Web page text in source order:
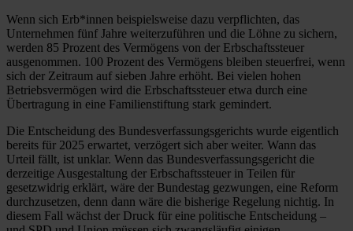
Wenn sich Erb*innen beispielsweise dazu verpflichten, das
Unternehmen fünf Jahre weiterzuführen und die Löhne zu sichern,
werden 85 Prozent des Vermögens von der Erbschaftssteuer
ausgenommen. 100 Prozent des Vermögens bleiben steuerfrei, wenn
sich der Zeitraum auf sieben Jahre erhöht. Bei vielen hohen
Betriebsvermögen wird die Erbschaftssteuer etwa durch eine
Übertragung in eine Familienstiftung stark gemindert.
Die Entscheidung des Bundesverfassungsgerichts wurde eigentlich
bereits für 2025 erwartet, verzögert sich aber weiter. Wann das
Urteil fällt, ist unklar. Wenn das Bundesverfassungsgericht die
derzeitige Ausgestaltung der Erbschaftssteuer in Teilen für
gesetzwidrig erklärt, wäre der Bundestag gezwungen, eine Reform
durchzusetzen, denn dann wäre die bisherige Regelung nichtig. In
diesem Fall wächst der Druck für eine politische Entscheidung –